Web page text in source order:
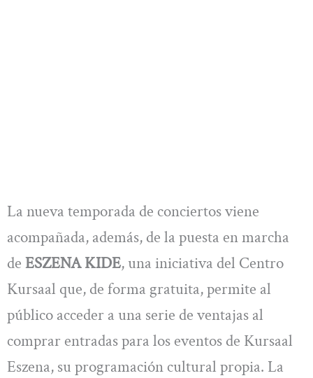
La nueva temporada de conciertos viene
acompañada, además, de la puesta en marcha
de ESZENA KIDE, una iniciativa del Centro
Kursaal que, de forma gratuita, permite al
público acceder a una serie de ventajas al
comprar entradas para los eventos de Kursaal
Eszena, su programación cultural propia. La